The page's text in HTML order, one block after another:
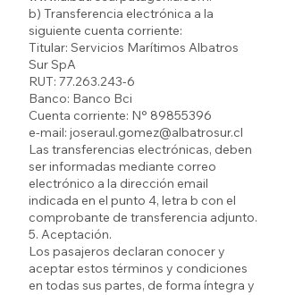
b) Transferencia electrónica a la
siguiente cuenta corriente:
Titular: Servicios Marítimos Albatros
Sur SpA
RUT: 77.263.243-6
Banco: Banco Bci
Cuenta corriente: N° 89855396
e-mail: joseraul.gomez@albatrosur.cl
Las transferencias electrónicas, deben
ser informadas mediante correo
electrónico a la dirección email
indicada en el punto 4, letra b con el
comprobante de transferencia adjunto.
5. Aceptación.
Los pasajeros declaran conocer y
aceptar estos términos y condiciones
en todas sus partes, de forma íntegra y